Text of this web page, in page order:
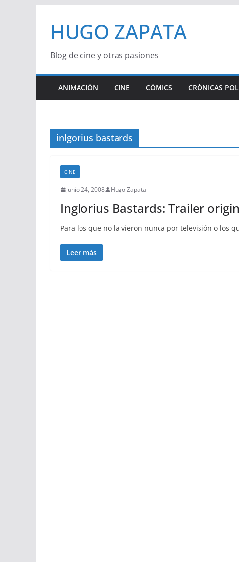
contenido
HUGO ZAPATA
Blog de cine y otras pasiones
ANIMACIÓN CINE CÓMICS CRÓNICAS
inlgorius bastards
CINE
junio 24, 2008 Hugo Zapata
Inglorius Bastards: Trailer
Para los que no la vieron nunca por televisión o los
Leer más